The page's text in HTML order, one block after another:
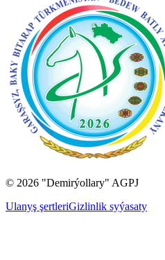
© 2026 "Demirýollary" AGPJ
Ulanyş şertleriGizlinlik syýasaty